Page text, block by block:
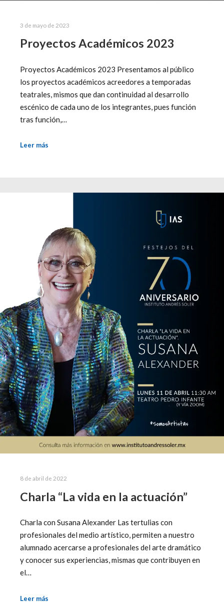
3 de mayo de 2023
Proyectos Académicos 2023
Proyectos Académicos 2023 Presentamos al público
los proyectos académicos acreedores a temporadas
teatrales, mismos que dan continuidad al desarrollo
escénico de cada uno de los integrantes, pues función
tras función,…
Leer más
8 de abril de 2022
Charla “La vida en la actuación”
Charla con Susana Alexander Las tertulias con
profesionales del medio artístico, permiten a nuestro
alumnado acercarse a profesionales del arte dramático
y conocer sus experiencias, mismas que contribuyen en
el…
Leer más